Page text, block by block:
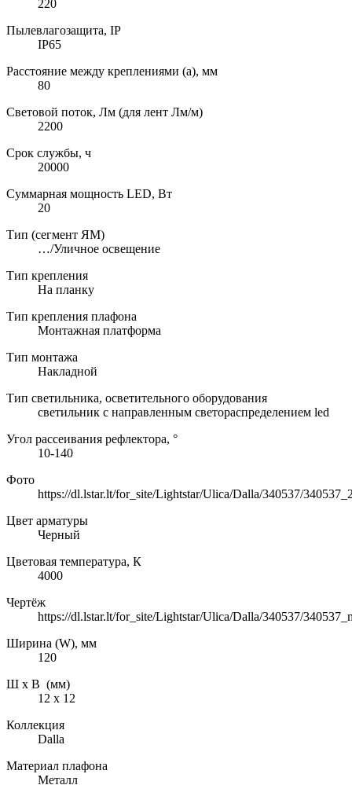
220
Пылевлагозащита, IP
IP65
Расстояние между креплениями (a), мм
80
Световой поток, Лм (для лент Лм/м)
2200
Срок службы, ч
20000
Суммарная мощность LED, Вт
20
Тип (сегмент ЯМ)
…/Уличное освещение
Тип крепления
На планку
Тип крепления плафона
Монтажная платформа
Тип монтажа
Накладной
Тип светильника, осветительного оборудования
светильник с направленным светораспределением led
Угол рассеивания рефлектора, °
10-140
Фото
https://dl.lstar.lt/for_site/Lightstar/Ulica/Dalla/340537/
Цвет арматуры
Черный
Цветовая температура, К
4000
Чертёж
https://dl.lstar.lt/for_site/Lightstar/Ulica/Dalla/340537/
Ширина (W), мм
120
Ш х В (мм)
12 х 12
Коллекция
Dalla
Материал плафона
Металл